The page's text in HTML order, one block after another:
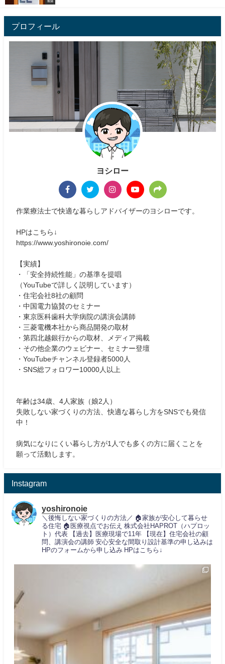
生活
プロフィール
ヨシロー
作業療法士で快適な暮らしアドバイザーのヨシローです。
HPはこちら↓
https://www.yoshironoie.com/
【実績】
・「安全持続性能」の基準を提唱
（YouTubeで詳しく説明しています）
・住宅会社8社の顧問
・中国電力協賛のセミナー
・東京医科歯科大学病院の講演会講師
・三菱電機本社から商品開発の取材
・第四北越銀行からの取材、メディア掲載
・その他企業のウェビナー、セミナー登壇
・YouTubeチャンネル登録者5000人
・SNS総フォロワー10000人以上
年齢は34歳、4人家族（娘2人）
失敗しない家づくりの方法、快適な暮らし方をSNSでも発信
中！
病気になりにくい暮らし方が1人でも多くの方に届くことを
願って活動します。
Instagram
yoshironoie
＼後悔しない家づくりの方法／ 🏠家族が安心して暮らせ
る住宅 🏠医療視点でお伝え 株式会社HAPROT（ハプロッ
ト）代表 【過去】医療現場で11年 【現在】住宅会社の顧
問、講演会の講師 安心安全な間取り設計基準の申し込みは
HPのフォームから申し込み HPはこちら↓